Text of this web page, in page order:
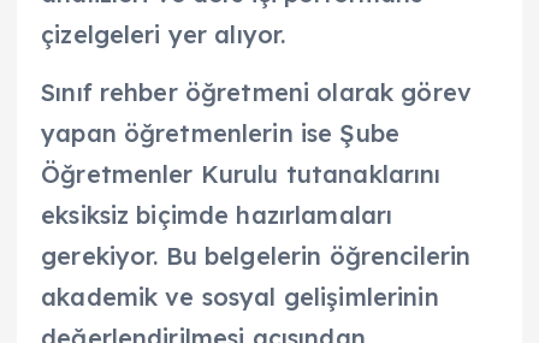
çizelgeleri yer alıyor.
Sınıf rehber öğretmeni olarak görev
yapan öğretmenlerin ise Şube
Öğretmenler Kurulu tutanaklarını
eksiksiz biçimde hazırlamaları
gerekiyor. Bu belgelerin öğrencilerin
akademik ve sosyal gelişimlerinin